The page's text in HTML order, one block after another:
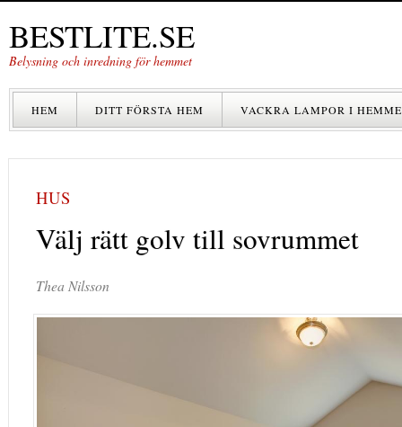
BESTLITE.SE
Belysning och inredning för hemmet
HEM DITT FÖRSTA HEM VACKRA LAMPOR I
HUS
Välj rätt golv till sovrummet
Thea Nilsson